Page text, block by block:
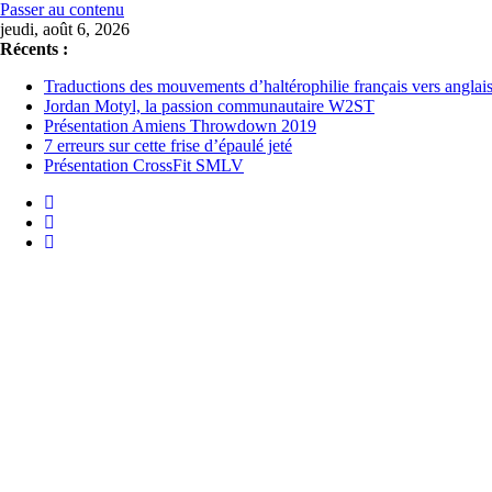
Passer au contenu
jeudi, août 6, 2026
Récents :
Traductions des mouvements d’haltérophilie français vers anglais
Jordan Motyl, la passion communautaire W2ST
Présentation Amiens Throwdown 2019
7 erreurs sur cette frise d’épaulé jeté
Présentation CrossFit SMLV